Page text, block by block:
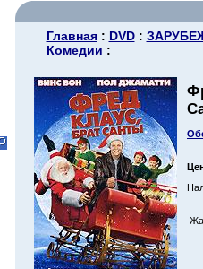
Главная: DVD:
Комедии :